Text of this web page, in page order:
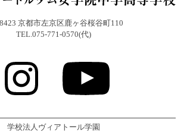
京都市左京区鹿ヶ谷桜谷町110
TEL.075-771-0570(代)
学校法人ヴィアトール学園